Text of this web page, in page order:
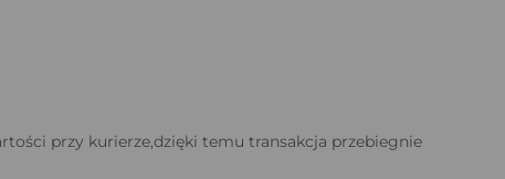
przy kurierze,dzięki temu transakcja przebiegnie